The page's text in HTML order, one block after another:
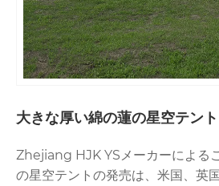
大きな厚い綿の蓮の星空テント
Zhejiang HJK YSメーカーによる
の星空テントの発売は、米国、英